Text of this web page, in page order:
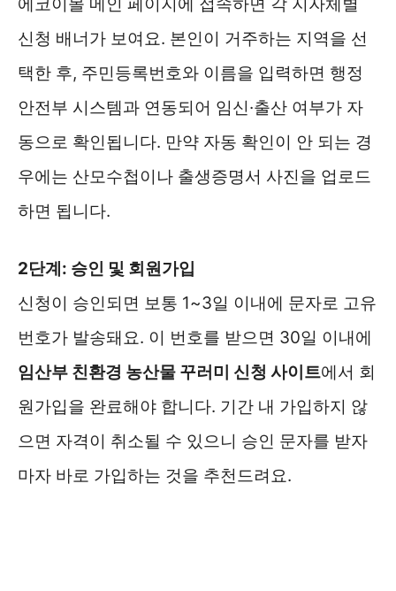
신청 배너가 보여요. 본인이 거주하는 지역을 선
택한 후, 주민등록번호와 이름을 입력하면 행정
안전부 시스템과 연동되어 임신·출산 여부가 자
동으로 확인됩니다. 만약 자동 확인이 안 되는 경
우에는 산모수첩이나 출생증명서 사진을 업로드
하면 됩니다.
2단계: 승인 및 회원가입
신청이 승인되면 보통 1~3일 이내에 문자로 고유
번호가 발송돼요. 이 번호를 받으면 30일 이내에
임산부 친환경 농산물 꾸러미 신청 사이트에서 회
원가입을 완료해야 합니다. 기간 내 가입하지 않
으면 자격이 취소될 수 있으니 승인 문자를 받자
마자 바로 가입하는 것을 추천드려요.